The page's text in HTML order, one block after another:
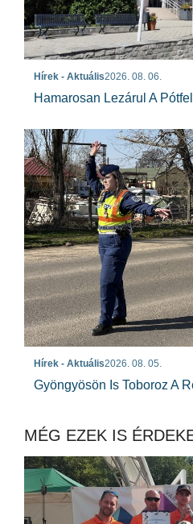
Hírek - Aktuális2026. 08. 06.
Hamarosan Lezárul A
Hírek - Aktuális2026. 08. 05.
Gyöngyösön Is Toboroz A
MÉG EZEK IS